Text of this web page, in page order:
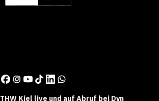
THW Kiel live und auf Abruf bei Dyn